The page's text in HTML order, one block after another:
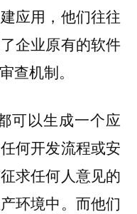
应用，他们往往
企业原有的软件
查机制。
可以生成一个应
何开发流程或安
求任何人意见的
环境中。而他们